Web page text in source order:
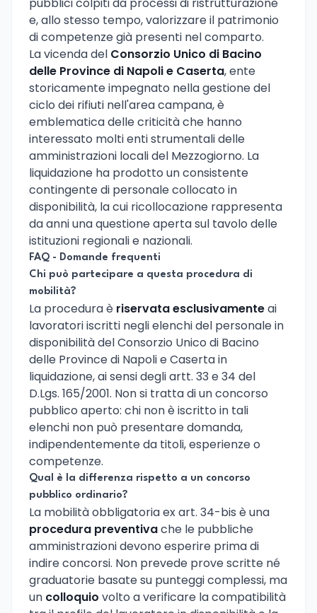
e, allo stesso tempo, valorizzare il patrimonio
di competenze già presenti nel comparto.
La vicenda del Consorzio Unico di Bacino
delle Province di Napoli e Caserta, ente
storicamente impegnato nella gestione del
ciclo dei rifiuti nell'area campana, è
emblematica delle criticità che hanno
interessato molti enti strumentali delle
amministrazioni locali del Mezzogiorno. La
liquidazione ha prodotto un consistente
contingente di personale collocato in
disponibilità, la cui ricollocazione rappresenta
da anni una questione aperta sul tavolo delle
istituzioni regionali e nazionali.
FAQ - Domande frequenti
Chi può partecipare a questa procedura di
mobilità?
La procedura è riservata esclusivamenteai
lavoratori iscritti negli elenchi del personale in
disponibilità del Consorzio Unico di Bacino
delle Province di Napoli e Caserta in
liquidazione, ai sensi degli artt. 33 e 34 del
D.Lgs. 165/2001. Non si tratta di un concorso
pubblico aperto: chi non è iscritto in tali
elenchi non può presentare domanda,
indipendentemente da titoli, esperienze o
competenze.
Qual è la differenza rispetto a un concorso
pubblico ordinario?
La mobilità obbligatoria ex art. 34-bis è una
procedura preventivache le pubbliche
amministrazioni devono esperire prima di
indire concorsi. Non prevede prove scritte né
graduatorie basate su punteggi complessi, ma
un colloquio volto a verificare la compatibilità